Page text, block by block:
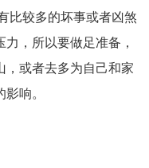
比较多的坏事或者凶煞
，所以要做足准备，
，或者去多为自己和家
响。